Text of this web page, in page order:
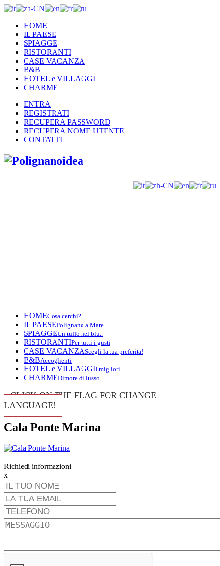
HOME
IL PAESE
SPIAGGE
RISTORANTI
CASE VACANZA
B&B
HOTEL e VILLAGGI
CHARME
ENTRA
REGISTRATI
RECUPERA PASSWORD
RECUPERA NOME UTENTE
CONTATTI
HOMECosa cerchi?
IL PAESEPolignano a Mare
SPIAGGEUn tuffo nel blu..
RISTORANTIPer tutti i gusti
CASE VACANZAScegli la tua preferita!
B&BAccoglienti
HOTEL e VILLAGGII migliori
CHARMEDimore di lusso
CLICK ON THE FLAG FOR CHANGE
LANGUAGE!
Cala Ponte Marina
Richiedi informazioni
x